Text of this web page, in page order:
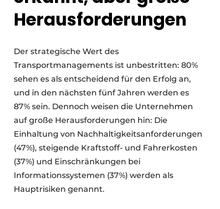
Herausforderungen
Der strategische Wert des
Transportmanagements ist unbestritten: 80%
sehen es als entscheidend für den Erfolg an,
und in den nächsten fünf Jahren werden es
87% sein. Dennoch weisen die Unternehmen
auf große Herausforderungen hin: Die
Einhaltung von Nachhaltigkeitsanforderungen
(47%), steigende Kraftstoff- und Fahrerkosten
(37%) und Einschränkungen bei
Informationssystemen (37%) werden als
Hauptrisiken genannt.